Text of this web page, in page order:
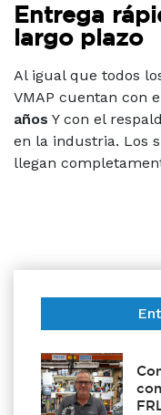
Entrega
largo plazo
Al igual que todos
VMAP cuentan con
años Y con el
en la industria. Los
llegan